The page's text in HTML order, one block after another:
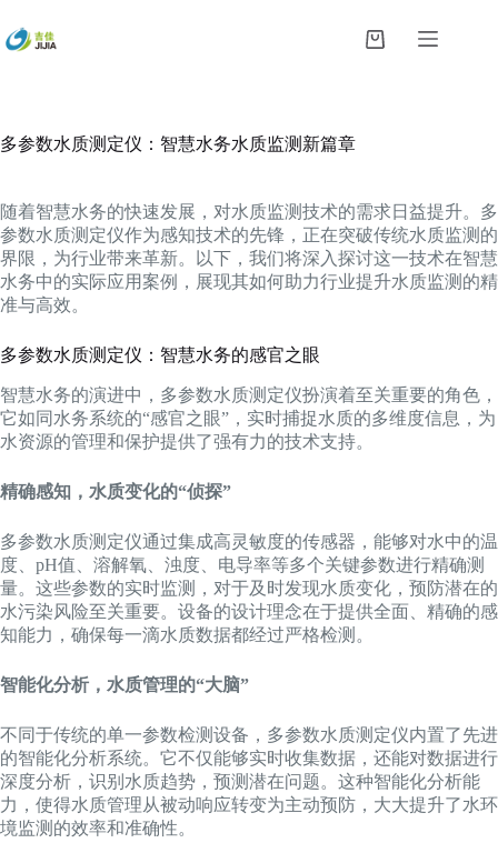
过
内
购
多参数水质测定仪：智慧水务水质监测新篇章
随着智慧水务的快速发展，对水质监测技术的需求日益提升。多
参数水质测定仪作为感知技术的先锋，正在突破传统水质监测的
界限，为行业带来革新。以下，我们将深入探讨这一技术在智慧
水务中的实际应用案例，展现其如何助力行业提升水质监测的精
准与高效。
多参数水质测定仪：智慧水务的感官之眼
智慧水务的演进中，多参数水质测定仪扮演着至关重要的角色，
它如同水务系统的“感官之眼”，实时捕捉水质的多维度信息，为
水资源的管理和保护提供了强有力的技术支持。
精确感知，水质变化的“侦探”
多参数水质测定仪通过集成高灵敏度的传感器，能够对水中的温
度、pH值、溶解氧、浊度、电导率等多个关键参数进行精确测
量。这些参数的实时监测，对于及时发现水质变化，预防潜在的
水污染风险至关重要。设备的设计理念在于提供全面、精确的感
知能力，确保每一滴水质数据都经过严格检测。
智能化分析，水质管理的“大脑”
不同于传统的单一参数检测设备，多参数水质测定仪内置了先进
的智能化分析系统。它不仅能够实时收集数据，还能对数据进行
深度分析，识别水质趋势，预测潜在问题。这种智能化分析能
力，使得水质管理从被动响应转变为主动预防，大大提升了水环
境监测的效率和准确性。